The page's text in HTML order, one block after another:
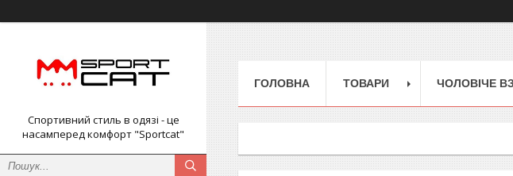
Спортивний стиль в одязі - це
насамперед комфорт "Sportcat"
ГОЛОВНА ТОВАРИ ЧОЛОВІЧЕ